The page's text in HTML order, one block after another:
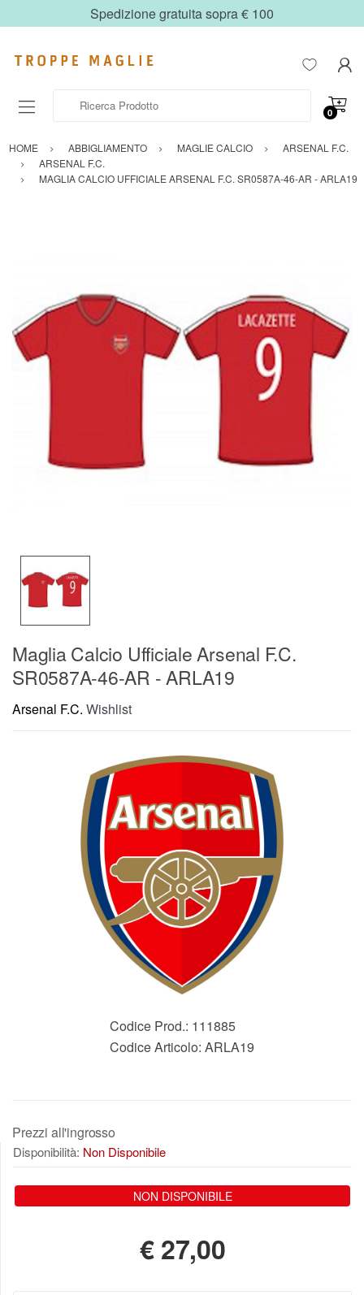
Spedizione gratuita sopra € 100
0
HOME ABBIGLIAMENTO MAGLIE CALCIO
ARSENAL F.C.
ARSENAL F.C.
MAGLIA CALCIO UFFICIALE ARSENAL F.C. SR0587A-46-AR - ARLA19
Maglia Calcio Ufficiale Arsenal F.C.
SR0587A-46-AR - ARLA19
Arsenal F.C. Wishlist
Codice Prod.: 111885
Codice Articolo: ARLA19
Prezzi all'ingrosso
Disponibilità: Non Disponibile
NON DISPONIBILE
€27,00